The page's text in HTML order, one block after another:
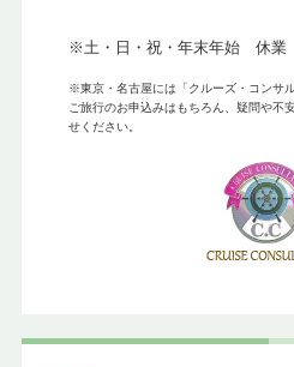
※土・日・祝・年末年始 休業
※東京・名古屋には「クルーズ・コンサ
ご旅行のお申込みはもちろん、疑問や不
せください。